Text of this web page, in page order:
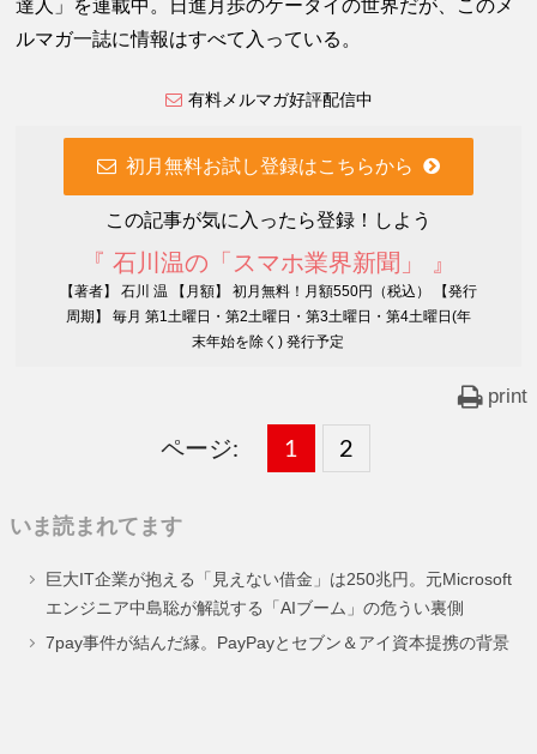
達人」を連載中。日進月歩のケータイの世界だが、このメ
ルマガ一誌に情報はすべて入っている。
有料メルマガ好評配信中
初月無料お試し登録はこちらから
この記事が気に入ったら登録！しよう
『 石川温の「スマホ業界新聞」 』
【著者】 石川 温 【月額】 初月無料！月額550円（税込） 【発行
周期】 毎月 第1土曜日・第2土曜日・第3土曜日・第4土曜日(年
末年始を除く) 発行予定
print
ページ:
固
ー
ジ
1 ,
固
ー
ジ
2
いま読まれてます
巨大IT企業が抱える「見えない借金」は250兆円。元Microsoft
エンジニア中島聡が解説する「AIブーム」の危うい裏側
7pay事件が結んだ縁。PayPayとセブン＆アイ資本提携の背景